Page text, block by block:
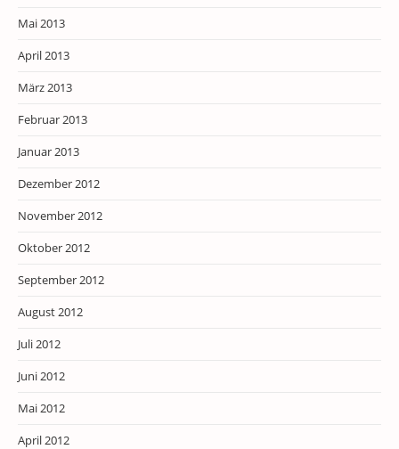
Mai 2013
April 2013
März 2013
Februar 2013
Januar 2013
Dezember 2012
November 2012
Oktober 2012
September 2012
August 2012
Juli 2012
Juni 2012
Mai 2012
April 2012